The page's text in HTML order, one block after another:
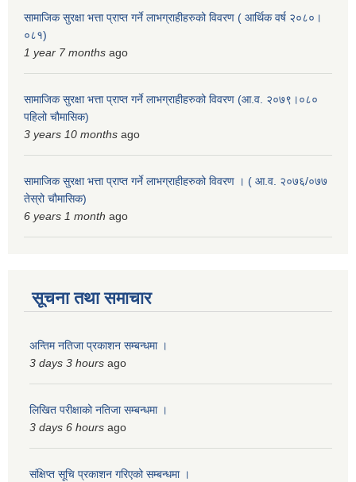
सामाजिक सुरक्षा भत्ता प्राप्त गर्ने लाभग्राहीहरुको विवरण ( आर्थिक वर्ष २०८०।
०८१)
1 year 7 months ago
सामाजिक सुरक्षा भत्ता प्राप्त गर्ने लाभग्राहीहरुको विवरण (आ.व. २०७९।०८०
पहिलो चौमासिक)
3 years 10 months ago
सामाजिक सुरक्षा भत्ता प्राप्त गर्ने लाभग्राहीहरुको विवरण । ( आ.व. २०७६/०७७
तेस्रो चौमासिक)
6 years 1 month ago
सूचना तथा समाचार
अन्तिम नतिजा प्रकाशन सम्बन्धमा ।
3 days 3 hours ago
लिखित परीक्षाको नतिजा सम्बन्धमा ।
3 days 6 hours ago
संक्षिप्त सूचि प्रकाशन गरिएको सम्बन्धमा ।